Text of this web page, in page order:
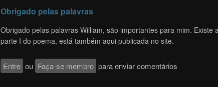
Obrigado pelas palavras
Obrigado pelas palavras William, são importantes para mim. Existe
parte I do poema, está também aqui publicada no site.
Entre ou Faça-se membro para enviar comentários